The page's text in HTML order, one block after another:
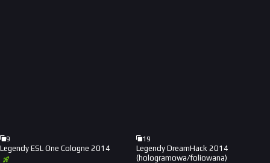
9
Legendy ESL One Cologne 2014
19
Legendy DreamHack 2014
(hologramowa/foliowana)